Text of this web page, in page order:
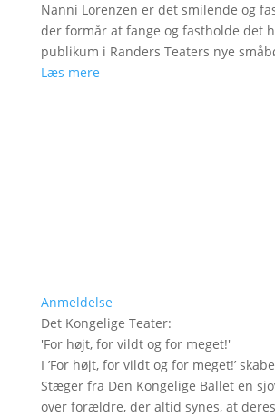
Nanni Lorenzen er det smilende og
der formår at fange og fastholde det
publikum i Randers Teaters nye
Læs mere
Anmeldelse
Det Kongelige Teater:
'For højt, for vildt og for meget!'
I ’For højt, for vildt og for meget!’
Stæger fra Den Kongelige Ballet en
over forældre, der altid synes, at